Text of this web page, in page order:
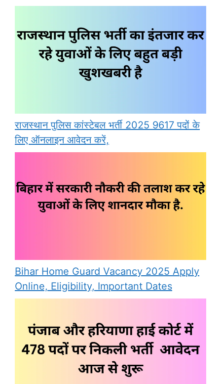
राजस्थान पुलिस कांस्टेबल भर्ती 2025 9617 पदों के
लिए ऑनलाइन आवेदन करें,
Bihar Home Guard Vacancy 2025 Apply
Online, Eligibility, Important Dates